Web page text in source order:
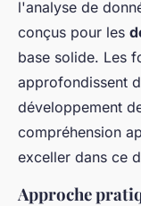
l'analyse de
conçus pour les
base solide. Les
approfondissent
développement
compréhension
exceller dans ce
Approche